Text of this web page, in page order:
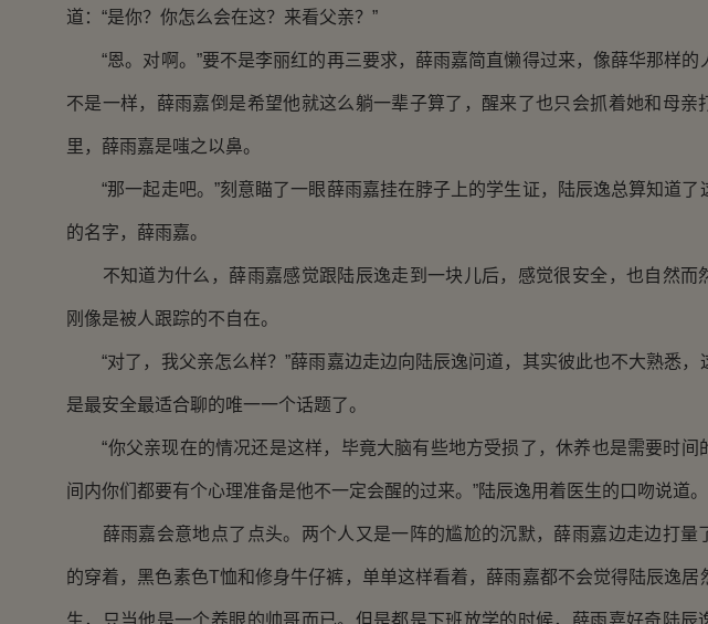
道：“是你？你怎么会在这？来看父亲？”
“恩。对啊。”要不是李丽红的再三要求，薛雨嘉简直懒得过来，像薛华那样的
不是一样，薛雨嘉倒是希望他就这么躺一辈子算了，醒来了也只会抓着她和母亲
里，薛雨嘉是嗤之以鼻。
“那一起走吧。”刻意瞄了一眼薛雨嘉挂在脖子上的学生证，陆辰逸总算知道了
的名字，薛雨嘉。
不知道为什么，薛雨嘉感觉跟陆辰逸走到一块儿后，感觉很安全，也自然而
刚像是被人跟踪的不自在。
“对了，我父亲怎么样？”薛雨嘉边走边向陆辰逸问道，其实彼此也不大熟悉，
是最安全最适合聊的唯一一个话题了。
“你父亲现在的情况还是这样，毕竟大脑有些地方受损了，休养也是需要时间
间内你们都要有个心理准备是他不一定会醒的过来。”陆辰逸用着医生的口吻说道。
薛雨嘉会意地点了点头。两个人又是一阵的尴尬的沉默，薛雨嘉边走边打量
的穿着，黑色素色T恤和修身牛仔裤，单单这样看着，薛雨嘉都不会觉得陆辰逸居
生，只当他是一个养眼的帅哥而已。但是都是下班放学的时候，薛雨嘉好奇陆辰